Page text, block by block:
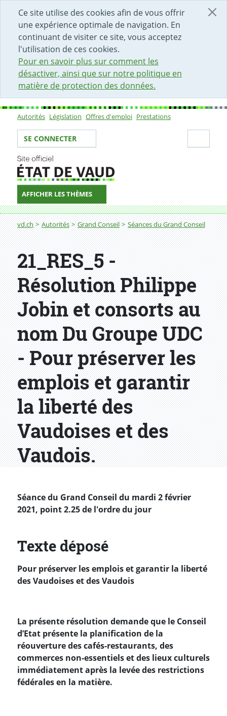
Ce site utilise des cookies afin de vous offrir
une expérience optimale de navigation. En
continuant de visiter ce site, vous acceptez
l'utilisation de ces cookies.
Pour en savoir plus sur comment les
désactiver, ainsi que sur notre politique en
matière de protection des données.
DÉBUT DU CONTENU DE LA PAGE
ACCÈS AU CHAMP DE RECHERCHE
PAGE D'ACCUEIL
FORMULAIRE DE CONTACT
Sous-navigation
Autorités Législation Offres d'emploi Prestations
Votre identité
SE CONNECTER
AFFICHER LES THÈMES
Fil d'Ariane
vd.ch Autorités Grand Conseil Séances du Grand Conseil
21_RES_5 -
Résolution Philippe
Jobin et consorts au
nom Du Groupe UDC
- Pour préserver les
emplois et garantir
la liberté des
Vaudoises et des
Vaudois.
Séance du Grand Conseil du mardi 2 février
2021, point 2.25 de l'ordre du jour
Texte déposé
Pour préserver les emplois et garantir la liberté
des Vaudoises et des Vaudois
La présente résolution demande que le Conseil
d’Etat présente la planification de la
réouverture des cafés-restaurants, des
commerces non-essentiels et des lieux culturels
immédiatement après la levée des restrictions
fédérales en la matière.